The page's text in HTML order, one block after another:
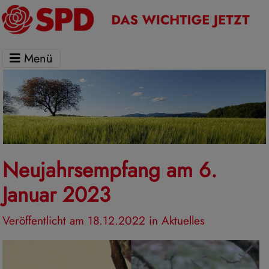
Menü
Neujahrsempfang am 6.
Januar 2023
Veröffentlicht am 18.12.2022 in Aktuelles